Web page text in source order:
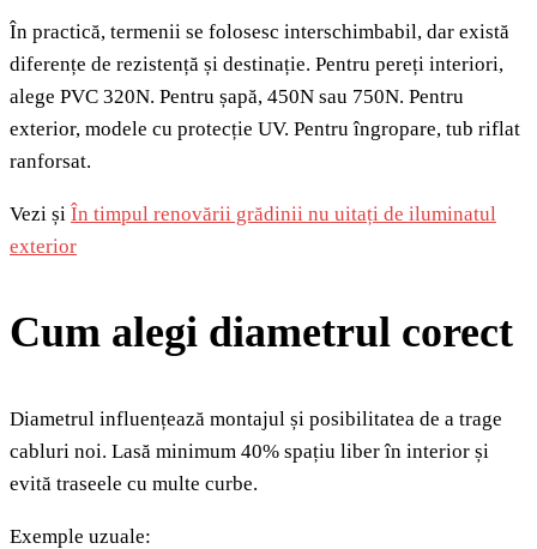
În practică, termenii se folosesc interschimbabil, dar există
diferențe de rezistență și destinație. Pentru pereți interiori,
alege PVC 320N. Pentru șapă, 450N sau 750N. Pentru
exterior, modele cu protecție UV. Pentru îngropare, tub riflat
ranforsat.
Vezi și În timpul renovării grădinii nu uitați de iluminatul
exterior
Cum alegi diametrul corect
Diametrul influențează montajul și posibilitatea de a trage
cabluri noi. Lasă minimum 40% spațiu liber în interior și
evită traseele cu multe curbe.
Exemple uzuale: